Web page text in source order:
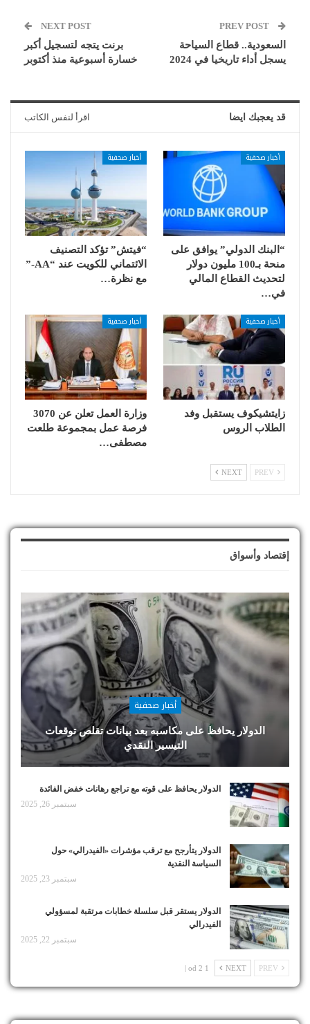
السعودية.. قطاع السياحة
يسجل أداء تاريخيا في 2024
NEXT POST
برنت يتجه لتسجيل أكبر
خسارة أسبوعية منذ أكتوبر
قد يعجبك ايضا اقرأ لنفس الكاتب
أخبار صحفية
“البنك الدولي” يوافق على
منحة بـ100 مليون دولار
لتحديث القطاع المالي
في…
أخبار صحفية
“فيتش” تؤكد التصنيف
الائتماني للكويت عند “AA-”
مع نظرة…
أخبار صحفية
زايتشيكوف يستقبل وفد
الطلاب الروس
أخبار صحفية
وزارة العمل تعلن عن 3070
فرصة عمل بمجموعة طلعت
مصطفى…
NEXT
إقتصاد وأسواق
أخبار صحفية
الدولار يحافظ على مكاسبه بعد بيانات تقلص توقعات
التيسير النقدي
الدولار يحافظ على قوته مع تراجع رهانات خفض الفائدة
سبتمبر 26, 2025
الدولار يتأرجح مع ترقب مؤشرات «الفيدرالي» حول
السياسة النقدية
سبتمبر 23, 2025
الدولار يستقر قبل سلسلة خطابات مرتقبة لمسؤولي
الفيدرالي
سبتمبر 22, 2025
NEXT
1 od 2 |